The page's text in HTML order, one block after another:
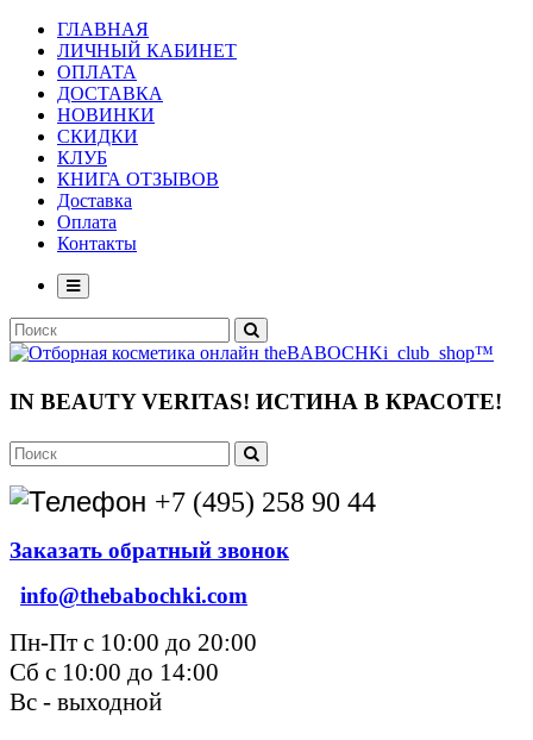
ГЛАВНАЯ
ЛИЧНЫЙ КАБИНЕТ
ОПЛАТА
ДОСТАВКА
НОВИНКИ
СКИДКИ
КЛУБ
КНИГА ОТЗЫВОВ
Доставка
Оплата
Контакты
IN BEAUTY VERITAS! ИСТИНА В КРАСОТЕ!
+7 (495) 258 90 44
Заказать обратный звонок
info@thebabochki.com
Пн-Пт с 10:00 до 20:00
Сб с 10:00 до 14:00
Вс - выходной